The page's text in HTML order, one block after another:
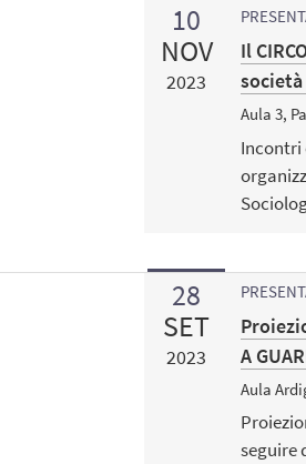
10
NOV
2023
Il
Aula 3,
Incontri
28
SET
2023
A
Aula
seguire